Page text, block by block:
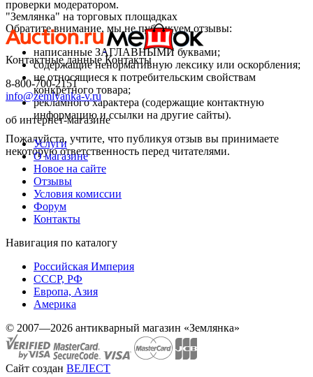
проверки модератором.
Обратите внимание, мы не публикуем отзывы:
написанные ЗАГЛАВНЫМИ буквами;
содержащие ненормативную лексику или оскорбления;
не относящиеся к потребительским свойствам
конкретного товара;
рекламного характера (содержащие контактную
информацию и ссылки на другие сайты).
Пожалуйста, учтите, что публикуя отзыв вы принимаете
некоторую ответственность перед читателями.
"Землянка" на торговых площадках
Контактные данные Контакты
8-800-700-2151
info@zemlyanka-v.ru
об интернет-магазине
Услуги
О магазине
Новое на сайте
Отзывы
Условия комиссии
Форум
Контакты
Навигация по каталогу
Российская Империя
СССР, РФ
Европа, Азия
Америка
© 2007—2026 антикварный магазин «Землянка»
Сайт создан ВЕЛЕСТ